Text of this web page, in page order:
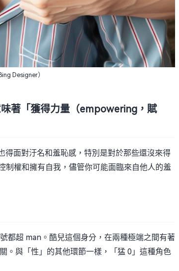
Designer）
著「獲得力量（empowering，賦
面對汙名和羞恥感，特別是對於那些還沒來得
制權和擁有自我，儘管你可能面臨來自他人的羞
都超 man。酷兒這個身分，在兩種極端之間有著
。與「性」的其他環節一樣，「猛 0」這種角色